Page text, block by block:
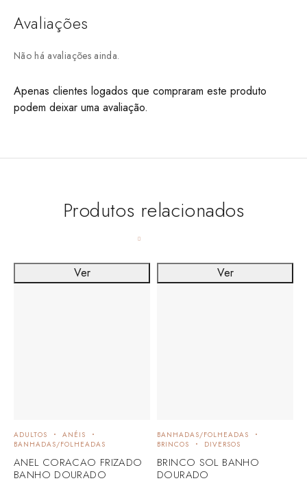
Avaliações
Não há avaliações ainda.
Apenas clientes logados que compraram este produto
podem deixar uma avaliação.
Produtos relacionados
ADULTOS
ANÉIS
BANHADAS/FOLHEADAS
ANEL CORACAO FRIZADO
BANHO DOURADO
Ver
BANHADAS/FOLHEADAS
BRINCOS
DIVERSOS
BRINCO SOL BANHO
DOURADO
Ver